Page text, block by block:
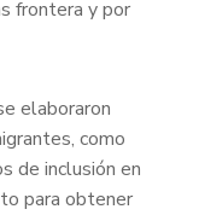
frontera y por
elaboraron
como
de inclusión en
para obtener